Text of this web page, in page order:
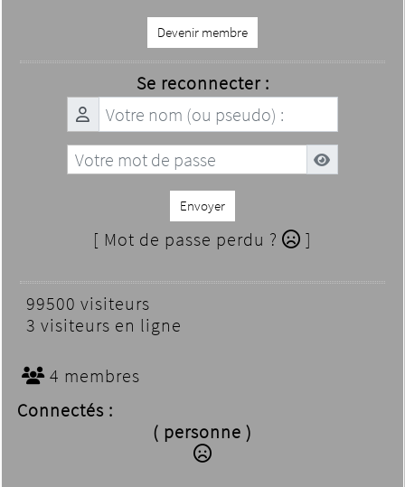
Devenir membre
Se reconnecter :
Envoyer
[ Mot de passe perdu ? ]
99500 visiteurs
3 visiteurs en ligne
4 membres
Connectés :
( personne )